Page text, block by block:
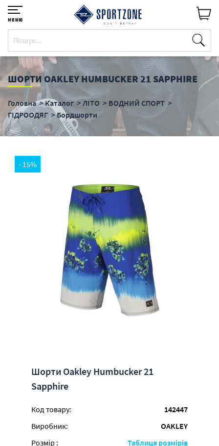
меню
ШОРТИ OAKLEY HUMBUCKER 21 SAPPHIRE
Головна Каталог ЛІТО
ВОДНИЙ СПОРТ
ГІДРООДЯГ
Бордшорти
- 15%
Шорти Oakley Humbucker 21
Sapphire
Код товару:
142447
Виробник:
OAKLEY
Розмір :
Таблиця розмірів